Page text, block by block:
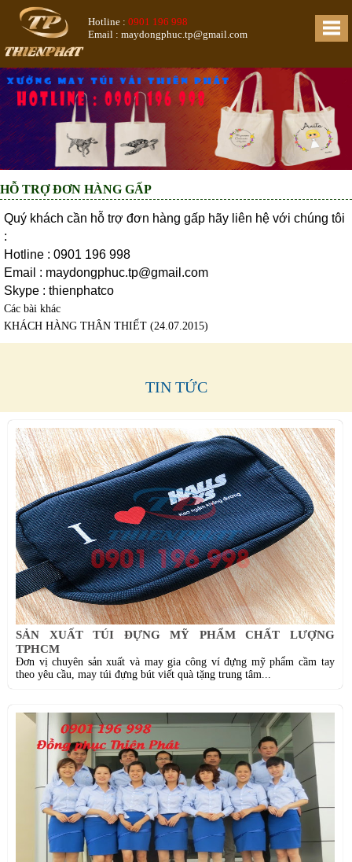
Hotline : 0901 196 998
Email : maydongphuc.tp@gmail.com
HỖ TRỢ ĐƠN HÀNG GẤP
Quý khách cần hỗ trợ đơn hàng gấp hãy liên hệ với chúng tôi
:
Hotline : 0901 196 998
Email : maydongphuc.tp@gmail.com
Skype : thienphatco
Các bài khác
KHÁCH HÀNG THÂN THIẾT (24.07.2015)
TIN TỨC
SẢN XUẤT TÚI ĐỰNG MỸ PHẨM CHẤT LƯỢNG
TPHCM
Đơn vị chuyên sản xuất và may gia công ví đựng mỹ phẩm cầm tay
theo yêu cầu, may túi đựng bút viết quà tặng trung tâm...